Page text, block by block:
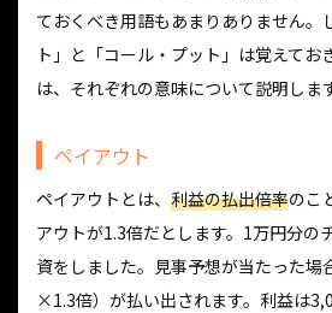
ておくべき用語もあまりありません。
ト」と「コール・プット」は覚えてお
は、それぞれの意味について説明します
ペイアウト
ペイアウトとは、 利益の払出倍率のこ
アウトが1.3倍だとします。1万円分の
資をしました。見事予想が当たった場
×1.3倍）が払い出されます。利益は